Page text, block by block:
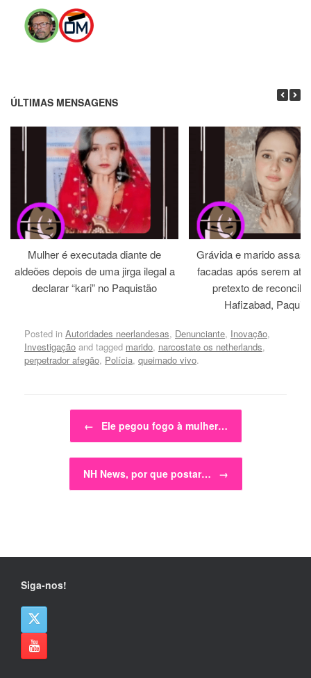
ÚLTIMAS MENSAGENS
Mulher é executada diante de
aldeões depois de uma jirga ilegal a
declarar “kari” no Paquistão
Grávida e marido
facadas após serem
pretexto de
Hafizabad,
Posted in Autoridades neerlandesas, Denunciante, Inovação,
Investigação and tagged marido, narcostate os netherlands,
perpetrador afegão, Polícia, queimado vivo.
Post navigation
← Ele pegou fogo à mulher…
NH News, por que postar… →
Siga-nos!